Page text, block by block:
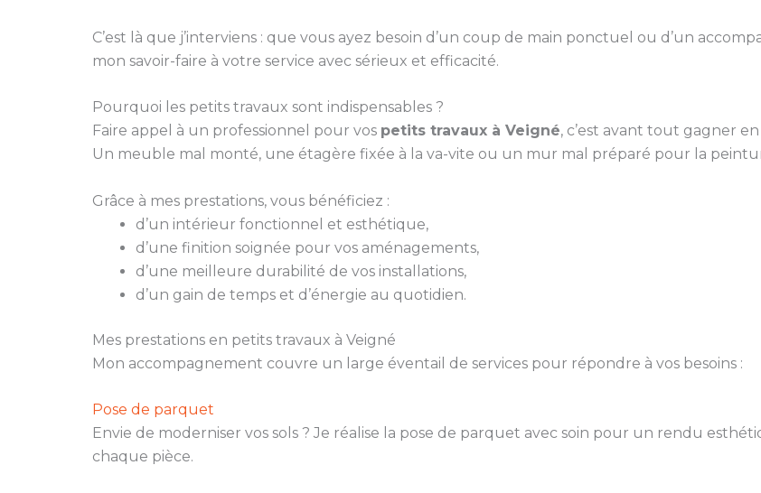
C’est là que j’interviens : que vous ayez besoin d’un coup de main ponctuel ou d’un
mon savoir-faire à votre service avec sérieux et efficacité.
Pourquoi les petits travaux sont indispensables ?
Faire appel à un professionnel pour vos petits travaux à Veigné, c’est avant tout gagner
Un meuble mal monté, une étagère fixée à la va-vite ou un mur mal préparé pour la
Grâce à mes prestations, vous bénéficiez :
d’un intérieur fonctionnel et esthétique,
d’une finition soignée pour vos aménagements,
d’une meilleure durabilité de vos installations,
d’un gain de temps et d’énergie au quotidien.
Mes prestations en petits travaux à Veigné
Mon accompagnement couvre un large éventail de services pour répondre à vos besoins :
Pose de parquet
Envie de moderniser vos sols ? Je réalise la pose de parquet avec soin pour un rendu
chaque pièce.